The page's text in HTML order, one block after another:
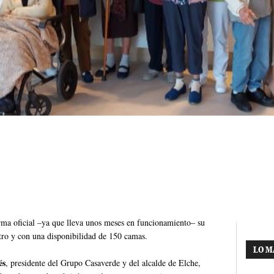
oficial –ya que lleva unos meses en funcionamiento– su
y con una disponibilidad de 150 camas.
, presidente del Grupo Casaverde y del alcalde de Elche,
LO